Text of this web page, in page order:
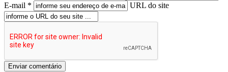
E-mail *
URL do site